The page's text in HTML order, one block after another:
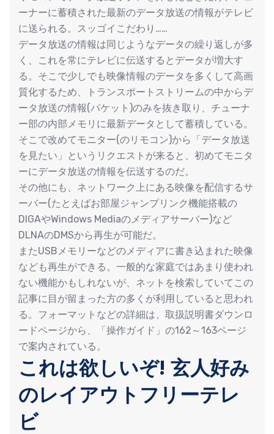
ーナーに蓄積された最新のデータ放送の情報がテレビ
に送られる。スッゴイこだわり……
データ放送の情報は同じようなデータの繰り返しが多
く、これを常にテレビに伝送するとデータが増大す
る。そこで少しでも映像情報のデータを多くして高画
質化するため、トランスポートストリームの中からデ
ータ放送の情報(パケット)のみを抜き取り、チューナ
ー部の内部メモリに最新データとして蓄積している。
そこで改めてモニター(のリモコン)から「データ放送
を見たい」というリクエストが来ると、初めてモニタ
ーにデータ放送の情報を伝送するのだ。
その他にも、ネットワーク上にある映像を配信するサ
ーバー(たとえばお部屋ジャンプリンク機能搭載の
DIGAやWindows Mediaのメディアサーバー)など
DLNAのDMSから再生が可能だ。
またUSBメモリーなどのメディアに書き込まれた映像
なども再生ができる。一般的な家庭ではあまり使われ
ない機能かもしれないが、ネットを検索していてこの
記事に目が留まった方の多くが利用していると思われ
る。フォーマットなどの詳細は、取扱説明書ダウンロ
ードページから、「操作ガイド」の162～163ページ
で案内されている。
これは欲しいぞ! 玄人好み
のレイアウトフリーテレ
ビ